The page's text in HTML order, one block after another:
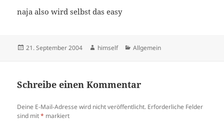
naja also wird selbst das easy
Veröffentlicht
21. September 2004 Autor
himself Kategorien
Allgemein
Schreibe einen Kommentar
Deine E-Mail-Adresse wird nicht veröffentlicht. Erforderliche Felder
sind mit* markiert